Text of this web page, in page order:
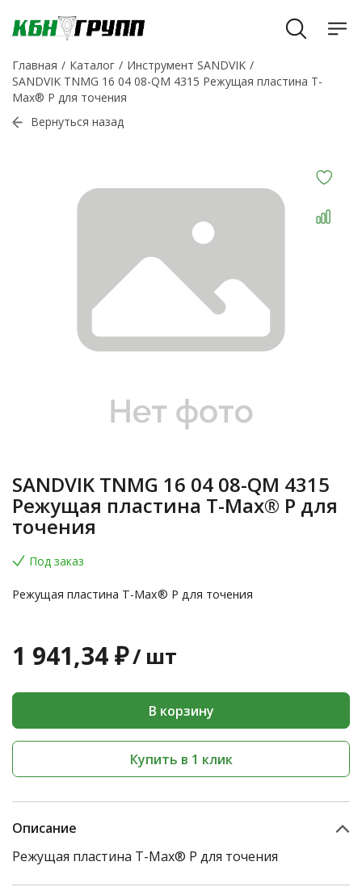
Главная Каталог
Инструмент SANDVIK
SANDVIK TNMG 16 04 08-QM 4315 Режущая пластина T-
Max® P для точения
Вернуться назад
SANDVIK TNMG 16 04 08-QM 4315
Режущая пластина T-Max® P для
точения
Под заказ
Режущая пластина T-Max® P для точения
1 941,34 ₽/ шт
В корзину
Купить в 1 клик
Описание
Режущая пластина T-Max® P для точения